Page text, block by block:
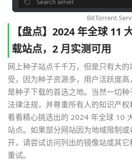
BitTorrent
【盘点】2024 年全球 11
载站点，2 月实测可用
网上种子站点千千万，但是只有大
受，因为种子资源多，用户活跃度
是种子下载的首选之地。当然一切
法律法规，并尊重所有人的知识产
看看精心挑选出的 2024 年全球 10
站点。如果部分网站因为地域限制
开，请尝试访问列出的镜像站或其
重试。